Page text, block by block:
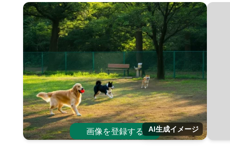
画像を登録する AI生成イメージ